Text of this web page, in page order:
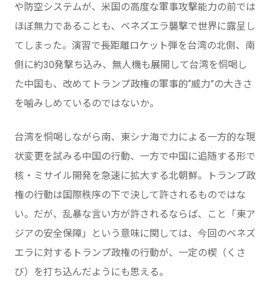
や防空システムが、米国の高度な軍事攻撃能力の前では
ほぼ無力であることも、ベネズエラ襲撃で世界に露呈し
てしまった。演習で長距離ロケット弾を台湾の北側、南
側に約30発撃ち込み、無人機も展開して台湾を恫喝し
た中国も、改めてトランプ政権の軍事的“威力”の大きさ
を噛みしめているのではないか。
台湾を恫喝しながら南、東シナ海で力による一方的な現
状変更を試みる中国の行動、一方で中国に追随する形で
核・ミサイル開発を急速に拡大する北朝鮮。トランプ政
権の行動は国際秩序の下で決して許されるものではな
い。だが、乱暴な言い方が許されるならば、こと「東ア
ジアの安全保障」という意味に関しては、今回のベネズ
エラに対するトランプ政権の行動が、一定の楔（くさ
び）を打ち込んだようにも思える。